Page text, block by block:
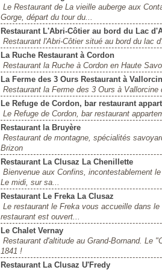
Le Restaurant de La vieille auberge aux
Gorge, départ du tour du...
Restaurant L'Abri-Côtier au bord du Lac
Restaurant l'Abri-Côtier situé au bord du lac
La Ruche Restaurant à Cordon
Restaurant la Ruche à Cordon en Haute
La Ferme des 3 Ours Restaurant à
Restaurant la Ferme des 3 Ours à
Le Refuge de Cordon, bar restaurant
Le Refuge de Cordon, bar restaurant
Restaurant la Bruyère
Restaurant de montagne, spécialités
Brizon
Restaurant La Clusaz La Chenillette
Bienvenue aux Confins, incontestablement
Le midi, sur sa...
Restaurant Le Freka La Clusaz
Le restaurant le Freka vous accueille dans
restaurant est ouvert...
Le Chalet Vernay
Restaurant d'altitude au Grand-Bornand. Le
1841 !
Restaurant La Clusaz U'Fredy